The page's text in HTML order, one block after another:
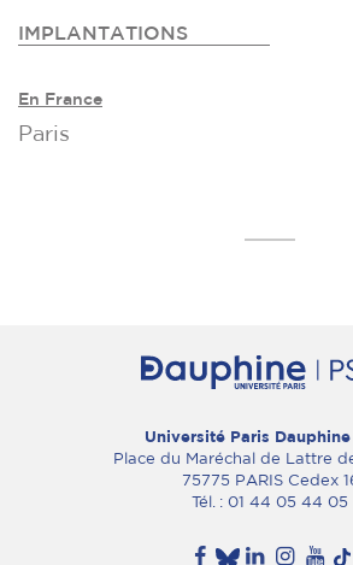
IMPLANTATIONS
En France
Paris
Université Paris Dauphine
Place du Maréchal de Lattre
75775 PARIS Cedex
Tél. : 01 44 05 44 05